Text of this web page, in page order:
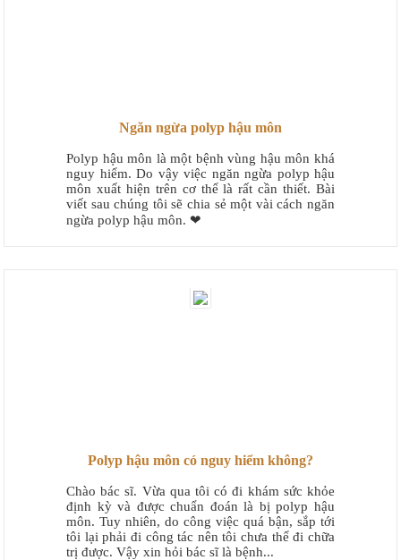
Ngăn ngừa polyp hậu môn
Polyp hậu môn là một bệnh vùng hậu môn khá
nguy hiểm. Do vậy việc ngăn ngừa polyp hậu
môn xuất hiện trên cơ thể là rất cần thiết. Bài
viết sau chúng tôi sẽ chia sẻ một vài cách ngăn
ngừa polyp hậu môn. ❤
Polyp hậu môn có nguy hiểm không?
Chào bác sĩ. Vừa qua tôi có đi khám sức khỏe
định kỳ và được chuẩn đoán là bị polyp hậu
môn. Tuy nhiên, do công việc quá bận, sắp tới
tôi lại phải đi công tác nên tôi chưa thể đi chữa
trị được. Vậy xin hỏi bác sĩ là bệnh...